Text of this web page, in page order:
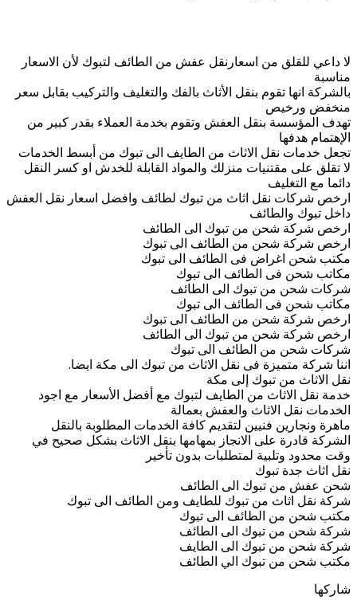
لا داعي للقلق من اسعارنقل عفش من الطائف لتبوك لأن الاسعار
مناسبة
بالشركة انها تقوم بنقل الأثاث بالفك والتغليف والتركيب بقابل سعر
منخفض ورخيص
تهدف المؤسسة بنقل العفش وتقوم بخدمة العملاء بقدر كبير من
الإهتمام هدفها
تجعل خدمات نقل الاثاث من الطايف الى تبوك من أبسط الخدمات
لا تقلق على مقتنيات منزلك والمواد القابلة للخدش او كسر النقل
دائما مع التغليف
ارخص شركات نقل اثاث من تبوك لطائف وافضل اسعار نقل العفش
داخل تبوك والطائف
ارخص شركة شحن من تبوك الى الطائف
ارخص شركة شحن من الطائف الى تبوك
مكتب شحن اغراض فى الطائف الى تبوك
مكاتب شحن فى الطائف الى تبوك
شركات شحن من تبوك الى الطائف
مكاتب شحن فى الطائف الى تبوك
ارخص شركة شحن من الطائف الى تبوك
ارخص شركة شحن من تبوك الى الطائف
شركات شحن من الطائف الى تبوك
اننا شركة متميزة فى نقل الاثاث من تبوك الى مكة ايضا.
نقل الاثاث من تبوك إلى مكة
خدمة نقل الاثاث من الطايف لتبوك مع أفضل الأسعار مع اجود
الخدمات نقل الاثاث والعفش بعمالة
ماهرة ونجارين فنيين لتقديم كافة الخدمات المطلوبة بالنقل
الشركة قادرة على الانجاز بمهامها بنقل الاثاث بشكل صحيح في
وقت محدود وتلبية لمتطلبات بدون تأخير
نقل اثاث جدة تبوك
شحن عفش من تبوك الى الطائف
شركة نقل اثاث من تبوك للطايف ومن الطائف الى تبوك
مكتب شحن من الطائف الى تبوك
شركة شحن من تبوك الى الطائف
شركة شحن من تبوك الى الطايف
مكتب شحن من تبوك الي الطائف
شاركها